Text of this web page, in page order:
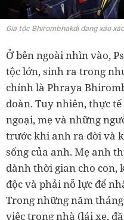
Gia tộc Bhirombhakdi đang xáo
Ở bên ngoài nhìn vào,
tộc lớn, sinh ra trong
chính là Phraya
đoàn. Tuy nhiên, thực
ngoại, mẹ và những
trước khi anh ra đời và
sống của anh. Mẹ anh
dành thời gian cho con,
độc và phải nỗ lực để
Trong những năm
việc trong nhà (lái xe,